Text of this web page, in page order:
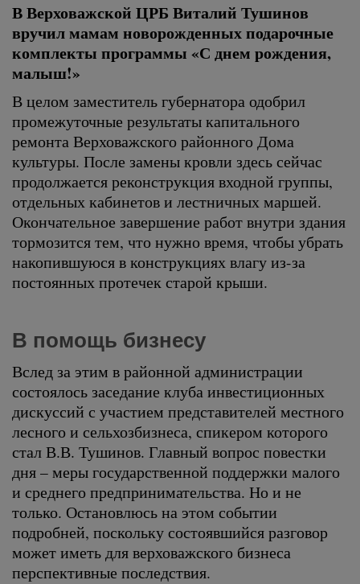
В Верховажской ЦРБ Виталий Тушинов
вручил мамам новорожденных подарочные
комплекты программы «С днем рождения,
малыш!»
В целом заместитель губернатора одобрил
промежуточные результаты капитального
ремонта Верховажского районного Дома
культуры. После замены кровли здесь сейчас
продолжается реконструкция входной группы,
отдельных кабинетов и лестничных маршей.
Окончательное завершение работ внутри здания
тормозится тем, что нужно время, чтобы убрать
накопившуюся в конструкциях влагу из-за
постоянных протечек старой крыши.
В помощь бизнесу
Вслед за этим в районной администрации
состоялось заседание клуба инвестиционных
дискуссий с участием представителей местного
лесного и сельхозбизнеса, спикером которого
стал В.В. Тушинов. Главный вопрос повестки
дня – меры государственной поддержки малого
и среднего предпринимательства. Но и не
только. Остановлюсь на этом событии
подробней, поскольку состоявшийся разговор
может иметь для верховажского бизнеса
перспективные последствия.